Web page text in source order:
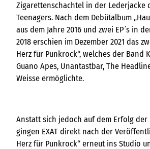
Zigarettenschachtel in der Lederjacke
Teenagers. Nach dem Debütalbum
aus dem Jahre 2016 und zwei EP ́s in
2018 erschien im Dezember 2021 das
Herz für Punkrock“, welches der Band
Guano Apes, Unantastbar, The
Weisse ermöglichte.
Anstatt sich jedoch auf dem Erfolg der
gingen EXAT direkt nach der
Herz für Punkrock“ erneut ins Studio